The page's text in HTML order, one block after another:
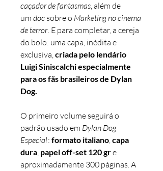
caçador de fantasmas, além de
um doc sobre o Marketing no cinema
de terror. E para completar, a cereja
do bolo: uma capa, inédita e
exclusiva,criada pelo lendário
Luigi Siniscalchi especialmente
para os fãs brasileiros de Dylan
Dog.
O primeiro volume seguirá o
padrão usado em Dylan Dog
Especial: formato italiano,capa
dura, papeloff-set 120 gre
aproximadamente 300 páginas. A